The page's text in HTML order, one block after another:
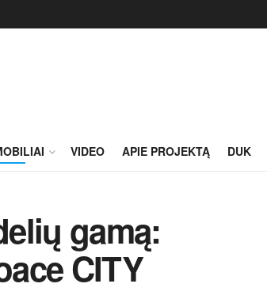
VIDEO APIE PROJEKTĄ DUK
gamą:
CITY